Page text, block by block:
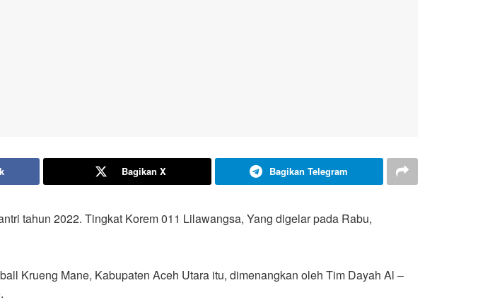
Bagikan X Bagikan Telegram
tahun 2022. Tingkat Korem 011 Lilawangsa, Yang digelar pada Rabu,
Krueng Mane, Kabupaten Aceh Utara itu, dimenangkan oleh Tim Dayah Al –